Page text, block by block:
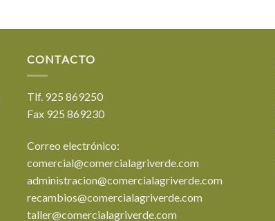
CONTACTO
Tlf. 925 869250
Fax 925 869230
Correo electrónico:
comercial@comercialagriverde.com
administracion@comercialagriverde.com
recambios@comercialagriverde.com
taller@comercialagriverde.com